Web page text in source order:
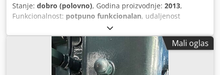
Stanje: dobro (polovno), Godina proizvodnje: 2013,
Funkcionalnost: potpuno funkcionalan, udaljenost
, Y osa hod:
Z-ose:600 mm, CNC upravljanje Heidenhain iTNC530
Dksdpfx Aoy Hqmhonusr 24-pozicioni izmjenjivač alata el.
ručno točkić transporter strugotine IKZ (unutrašnje
hlađenje alata) izvlačenje pare/aspirator Tehnički podaci:
Mali oglas